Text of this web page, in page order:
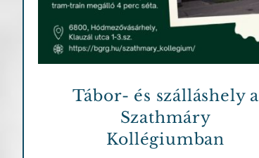
Tábor- és szálláshely a
Szathmáry
Kollégiumban